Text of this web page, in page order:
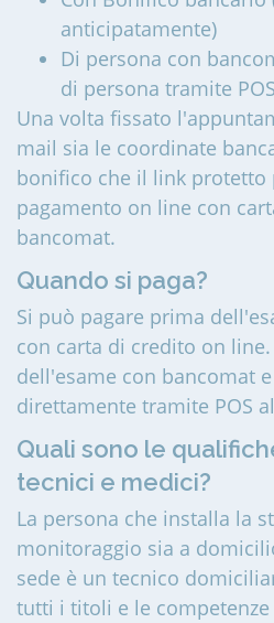
anticipatamente)
Di persona con
di persona tramite
Una volta fissato
mail sia le coordinate
bonifico che il link protetto
pagamento on line con
bancomat.
Quando si paga?
Si può pagare prima
con carta di credito on
dell'esame con bancomat
direttamente tramite POS
Quali sono le
tecnici e medici?
La persona che installa la
monitoraggio sia a
sede è un tecnico
tutti i titoli e le